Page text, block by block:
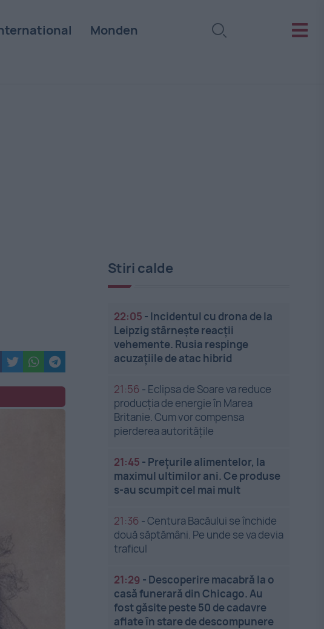
Monden
Stiri calde
22:05 - Incidentul cu drona de la
Leipzig stârnește reacții
vehemente. Rusia respinge
acuzațiile de atac hibrid
21:56 - Eclipsa de Soare va reduce
producția de energie în Marea
Britanie. Cum vor compensa
pierderea autoritățile
21:45 - Prețurile alimentelor, la
maximul ultimilor ani. Ce produse
s-au scumpit cel mai mult
21:36 -Centura Bacăului se închide
două săptămâni. Pe unde se va devia
traficul
21:29 - Descoperire macabră la o
casă funerară din Chicago. Au
fost găsite peste 50 de cadavre
aflate în stare de descompunere